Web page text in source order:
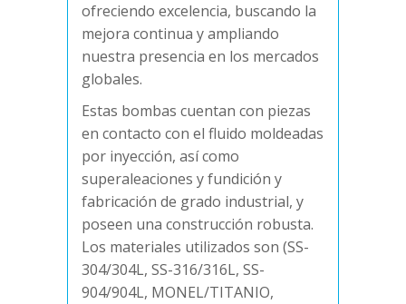
ofreciendo excelencia, buscando la
mejora continua y ampliando
nuestra presencia en los mercados
globales.
Estas bombas cuentan con piezas
en contacto con el fluido moldeadas
por inyección, así como
superaleaciones y fundición y
fabricación de grado industrial, y
poseen una construcción robusta.
Los materiales utilizados son (SS-
304/304L, SS-316/316L, SS-
904/904L, MONEL/TITANIO,